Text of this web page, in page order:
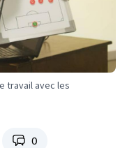
travail avec les
0